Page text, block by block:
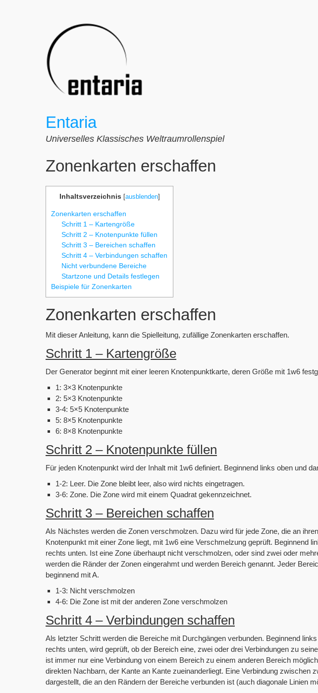
Entaria
Universelles Klassisches Weltraumrollenspiel
Zonenkarten erschaffen
Inhaltsverzeichnis [ausblenden]
Zonenkarten erschaffen
Schritt 1 – Kartengröße
Schritt 2 – Knotenpunkte füllen
Schritt 3 – Bereichen schaffen
Schritt 4 – Verbindungen schaffen
Nicht verbundene Bereiche
Startzone und Details festlegen
Beispiele für Zonenkarten
Zonenkarten erschaffen
Mit dieser Anleitung, kann die Spielleitung, zufällige Zonenkarten erschaffen.
Schritt 1 – Kartengröße
Der Generator beginnt mit einer leeren Knotenpunktkarte, deren Größe mit 1w6
1: 3×3 Knotenpunkte
2: 5×3 Knotenpunkte
3-4: 5×5 Knotenpunkte
5: 8×5 Knotenpunkte
6: 8×8 Knotenpunkte
Schritt 2 – Knotenpunkte füllen
Für jeden Knotenpunkt wird der Inhalt mit 1w6 definiert. Beginnend links oben und
1-2: Leer. Die Zone bleibt leer, also wird nichts eingetragen.
3-6: Zone. Die Zone wird mit einem Quadrat gekennzeichnet.
Schritt 3 – Bereichen schaffen
Als Nächstes werden die Zonen verschmolzen. Dazu wird für jede Zone, die an
Knotenpunkt mit einer Zone liegt, mit 1w6 eine Verschmelzung geprüft. Beginnend
rechts unten. Ist eine Zone überhaupt nicht verschmolzen, oder sind zwei oder
werden die Ränder der Zonen eingerahmt und werden Bereich genannt. Jeder
beginnend mit A.
1-3: Nicht verschmolzen
4-6: Die Zone ist mit der anderen Zone verschmolzen
Schritt 4 – Verbindungen schaffen
Als letzter Schritt werden die Bereiche mit Durchgängen verbunden. Beginnend
rechts unten, wird geprüft, ob der Bereich eine, zwei oder drei Verbindungen zu
ist immer nur eine Verbindung von einem Bereich zu einem anderen Bereich
direkten Nachbarn, der Kante an Kante zueinanderliegt. Eine Verbindung zwischen
dargestellt, die an den Rändern der Bereiche verbunden ist (auch diagonale Linien